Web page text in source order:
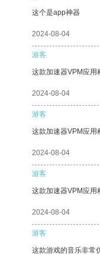
这个是app神器
2024-08-04
游客
这款加速器VPM应用
2024-08-04
游客
这款加速器VPM应用
2024-08-04
游客
这款加速器VPM应用
2024-08-04
游客
这款游戏的音乐非常